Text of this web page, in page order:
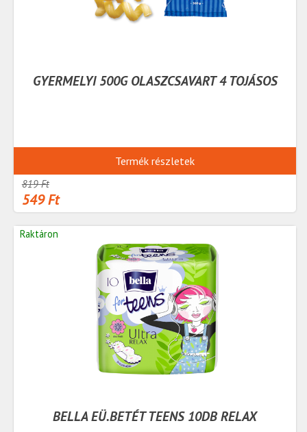
GYERMELYI 500G OLASZCSAVART 4 TOJÁSOS
Termék részletek
819 Ft
549 Ft
Raktáron
BELLA EÜ.BETÉT TEENS 10DB RELAX